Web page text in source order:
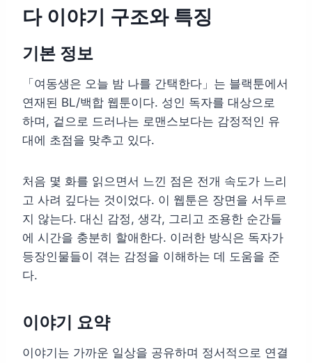
다 이야기 구조와 특징
기본 정보
「여동생은 오늘 밤 나를 간택한다」는 블랙툰에서
연재된 BL/백합 웹툰이다. 성인 독자를 대상으로
하며, 겉으로 드러나는 로맨스보다는 감정적인 유
대에 초점을 맞추고 있다.
처음 몇 화를 읽으면서 느낀 점은 전개 속도가 느리
고 사려 깊다는 것이었다. 이 웹툰은 장면을 서두르
지 않는다. 대신 감정, 생각, 그리고 조용한 순간들
에 시간을 충분히 할애한다. 이러한 방식은 독자가
등장인물들이 겪는 감정을 이해하는 데 도움을 준
다.
이야기 요약
이야기는 가까운 일상을 공유하며 정서적으로 연결